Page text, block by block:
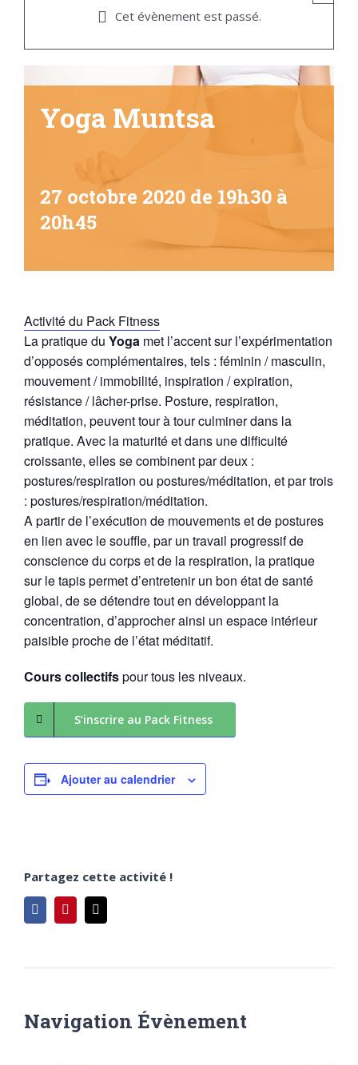
Cet évènement est passé.
Yoga Muntsa
27 octobre 2020 de 19h30 à
20h45
Activité du Pack Fitness
La pratique du Yoga met l’accent sur l’expérimentation
d’opposés complémentaires, tels : féminin / masculin,
mouvement / immobilité, inspiration / expiration,
résistance / lâcher-prise. Posture, respiration,
méditation, peuvent tour à tour culminer dans la
pratique. Avec la maturité et dans une difficulté
croissante, elles se combinent par deux :
postures/respiration ou postures/méditation, et par trois
: postures/respiration/méditation.
A partir de l’exécution de mouvements et de postures
en lien avec le souffle, par un travail progressif de
conscience du corps et de la respiration, la pratique
sur le tapis permet d’entretenir un bon état de santé
global, de se détendre tout en développant la
concentration, d’approcher ainsi un espace intérieur
paisible proche de l’état méditatif.
Cours collectifspour tous les niveaux.
S’inscrire au Pack Fitness
Ajouter au calendrier
Partagez cette activité !
FacebookPinterest
Navigation Évènement